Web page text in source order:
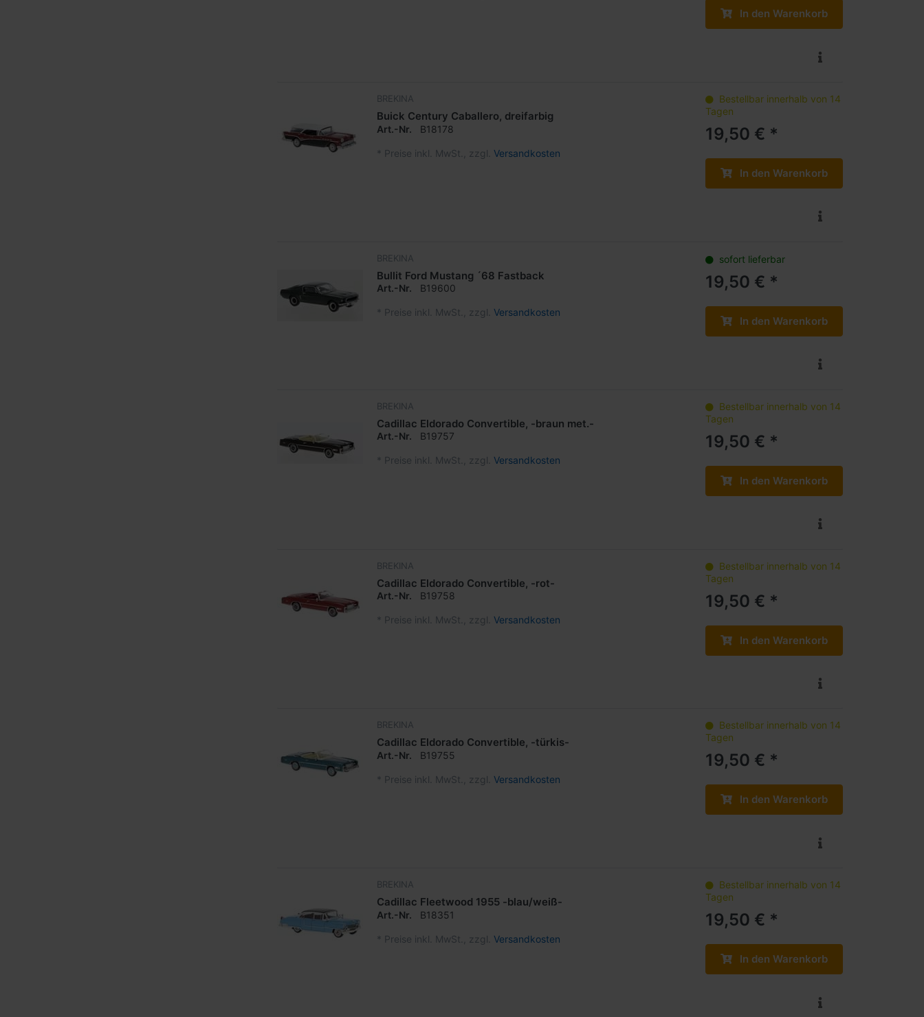
In den Warenkorb
BREKINA
Buick Century Caballero, dreifarbig
Art.-Nr. B18178
* Preise inkl. MwSt., zzgl. Versandkosten
Bestellbar innerhalb von 14
Tagen
19,50 € *
In den Warenkorb
BREKINA
Bullit Ford Mustang ´68 Fastback
Art.-Nr. B19600
* Preise inkl. MwSt., zzgl. Versandkosten
sofort lieferbar
19,50 € *
In den Warenkorb
BREKINA
Cadillac Eldorado Convertible, -braun met.-
Art.-Nr. B19757
* Preise inkl. MwSt., zzgl. Versandkosten
Bestellbar innerhalb von 14
Tagen
19,50 € *
In den Warenkorb
BREKINA
Cadillac Eldorado Convertible, -rot-
Art.-Nr. B19758
* Preise inkl. MwSt., zzgl. Versandkosten
Bestellbar innerhalb von 14
Tagen
19,50 € *
In den Warenkorb
BREKINA
Cadillac Eldorado Convertible, -türkis-
Art.-Nr. B19755
* Preise inkl. MwSt., zzgl. Versandkosten
Bestellbar innerhalb von 14
Tagen
19,50 € *
In den Warenkorb
BREKINA
Cadillac Fleetwood 1955 -blau/weiß-
Art.-Nr. B18351
* Preise inkl. MwSt., zzgl. Versandkosten
Bestellbar innerhalb von 14
Tagen
19,50 € *
In den Warenkorb